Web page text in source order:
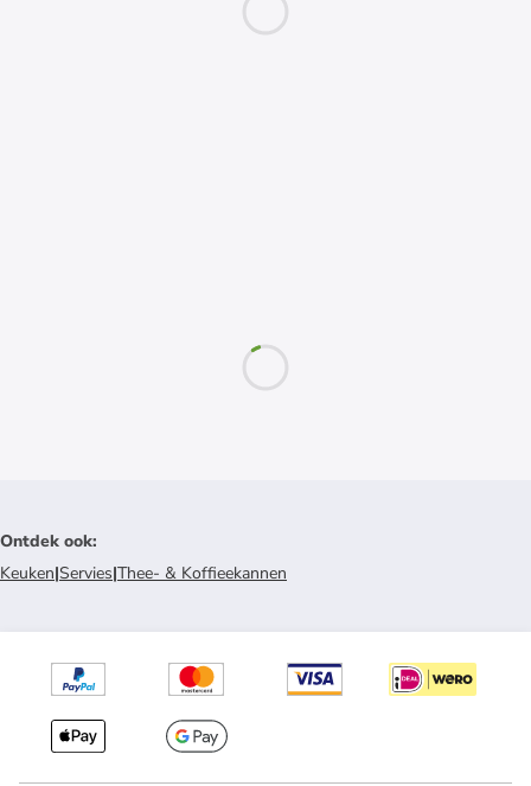
Ontdek ook:
Keuken|Servies|Thee- & Koffieekannen